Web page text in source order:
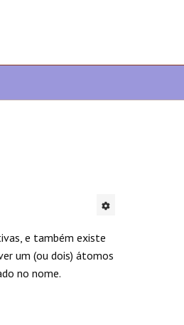
e também existe
um (ou dois) átomos
no nome.